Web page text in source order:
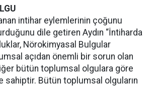
intihar eylemlerinin çoğunu
dile getiren Aydın “İntiharda
Nörokimyasal Bulgular
açıdan önemli bir sorun olan
bütün toplumsal olgulara göre
sahiptir. Bütün toplumsal olguların